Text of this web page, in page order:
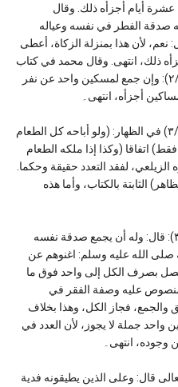
أيام أجزأه ذلك. وقال
صدقة الفطر في نفسه وعياله
نعم، لأن هذا بمنزلة الزكاة، أعطى
ذلك، انتهى. وقال محمد في كتاب
نوادر الصوم المطبوع في الأصل (٢/٢٠٦): وإن جمع لمسكين واحد عن نفر
أجزأه، انتهى۔
وقال الحصكفي في الدر المختار (٣/٤٨٠) في الظهار: (ولو أباحه كل الطعام
اتفاقا (وكذا إذا ملكه الطعام
لفقد التعدد حقيقة وحكما.
الثابتة بالكتاب، وأما هذه
وقال السرخسي في المبسوط (٣/١٠٧): قال: وله أن يجمع صدقة نفسه
صلى الله عليه وسلم: اغنوهم عن
يحصل بصرف الكل إلى واحد فوق ما
عليه وصفة الفقر في
والجمع، فجاز الكل، وهذا بخلاف
واحد جملة لا يجوز، لأن العدد في
انتهى۔
قال: وعلى الذين يطيقونه فدية